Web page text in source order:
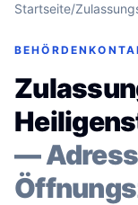
Startseite/
—